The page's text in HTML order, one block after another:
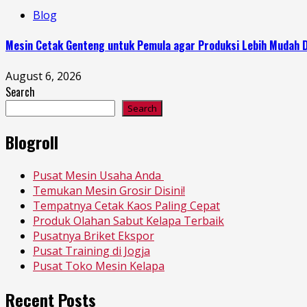
Blog
Mesin Cetak Genteng untuk Pemula agar Produksi Lebih Mudah
August 6, 2026
Search
Search
Blogroll
Pusat Mesin Usaha Anda
Temukan Mesin Grosir Disini!
Tempatnya Cetak Kaos Paling Cepat
Produk Olahan Sabut Kelapa Terbaik
Pusatnya Briket Ekspor
Pusat Training di Jogja
Pusat Toko Mesin Kelapa
Recent Posts